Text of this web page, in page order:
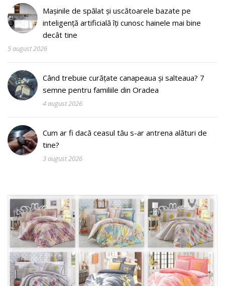
Mașinile de spălat și uscătoarele bazate pe
inteligență artificială îți cunosc hainele mai bine
decât tine
5 august 2026
Când trebuie curățate canapeaua și salteaua? 7
semne pentru familiile din Oradea
4 august 2026
Cum ar fi dacă ceasul tău s-ar antrena alături de
tine?
3 august 2026